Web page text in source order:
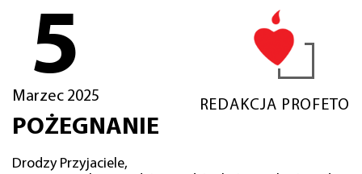
5
Marzec 2025
REDAKCJA PROFETO
POŻEGNANIE
Drodzy Przyjaciele,